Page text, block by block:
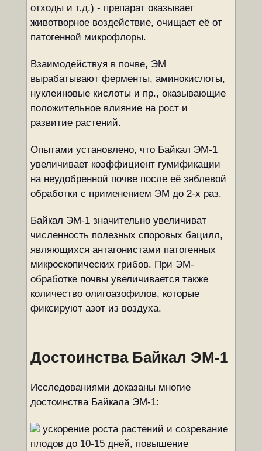
отходы и т.д.) - препарат оказывает
животворное воздействие, очищает её от
патогенной микрофлоры.
Взаимодействуя в почве, ЭМ
вырабатывают ферменты, аминокислоты,
нуклеиновые кислоты и пр., оказывающие
положительное влияние на рост и
развитие растений.
Опытами установлено, что Байкал ЭМ-1
увеличивает коэффициент гумификации
на неудобренной почве после её зяблевой
обработки с применением ЭМ до 2-х раз.
Байкал ЭМ-1 значительно увеличиват
численность полезных споровых бацилл,
являющихся антагонистами патогенных
микроскопических грибов. При ЭМ-
обработке почвы увеличивается также
количество олигоазофилов, которые
фиксируют азот из воздуха.
Достоинства Байкал ЭМ-1
Исследованиями доказаны многие
достоинства Байкала ЭМ-1:
ускорение роста растений и созревание
плодов до 10-15 дней, повышение